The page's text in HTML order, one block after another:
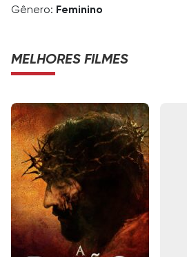
Gênero: Feminino
MELHORES FILMES